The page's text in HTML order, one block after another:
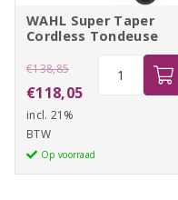
WAHL Super Taper
Cordless Tondeuse
€138,85
Oorspronkelijke
prijs
was:
€118,05Huidige
incl. 21%
BTW
Op voorraad
aantal